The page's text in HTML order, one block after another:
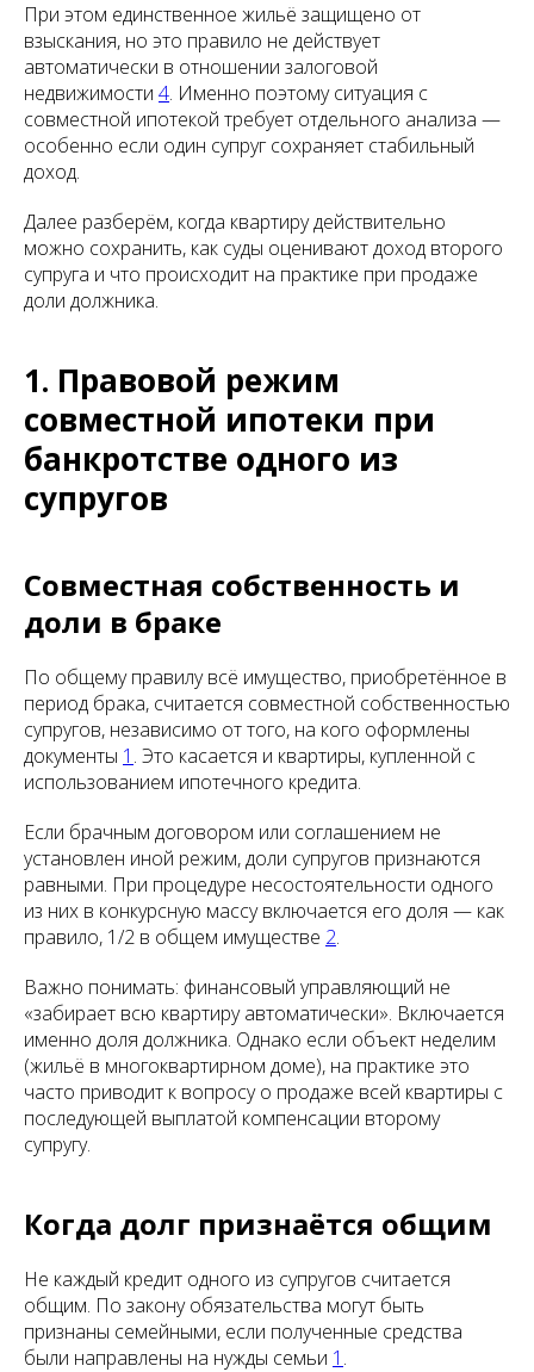
При этом единственное жильё защищено от
взыскания, но это правило не действует
автоматически в отношении залоговой
недвижимости 4. Именно поэтому ситуация с
совместной ипотекой требует отдельного анализа —
особенно если один супруг сохраняет стабильный
доход.
Далее разберём, когда квартиру действительно
можно сохранить, как суды оценивают доход второго
супруга и что происходит на практике при продаже
доли должника.
1. Правовой режим
совместной ипотеки при
банкротстве одного из
супругов
Совместная собственность и
доли в браке
По общему правилу всё имущество, приобретённое в
период брака, считается совместной собственностью
супругов, независимо от того, на кого оформлены
документы 1 . Это касается и квартиры, купленной с
использованием ипотечного кредита.
Если брачным договором или соглашением не
установлен иной режим, доли супругов признаются
равными. При процедуре несостоятельности одного
из них в конкурсную массу включается его доля — как
правило, 1/2 в общем имуществе 2.
Важно понимать: финансовый управляющий не
«забирает всю квартиру автоматически». Включается
именно доля должника. Однако если объект неделим
(жильё в многоквартирном доме), на практике это
часто приводит к вопросу о продаже всей квартиры с
последующей выплатой компенсации второму
супругу.
Когда долг признаётся общим
Не каждый кредит одного из супругов считается
общим. По закону обязательства могут быть
признаны семейными, если полученные средства
были направлены на нужды семьи 1 .